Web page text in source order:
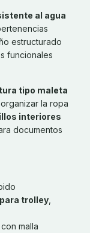
al agua
estructurado
funcionales
tipo maleta
la ropa
interiores
documentos
trolley,
malla